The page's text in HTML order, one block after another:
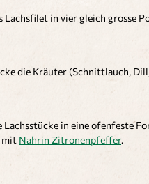
Lachsfilet in vier gleich grosse
die Kräuter (Schnittlauch,
Lachsstücke in eine ofenfeste
mit Nahrin Zitronenpfeffer.